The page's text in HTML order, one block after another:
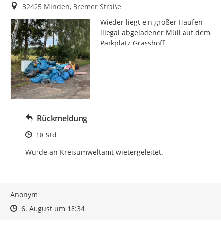
Ort
32425 Minden, Bremer Straße
Wieder liegt ein großer Haufen
illegal abgeladener Müll auf dem
Parkplatz Grasshoff
Rückmeldung
Zeitpunkt des Erstellens
18 Std
Wurde an Kreisumweltamt wietergeleitet.
Anonym
Zeitpunkt des Erstellens
Zeitpunkt des Erstellens
6. August um 18:34Zur Äußerung